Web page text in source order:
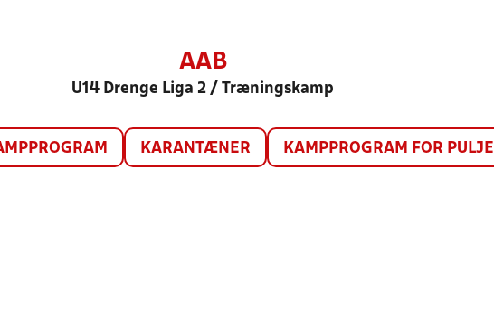
AAB
U14 Drenge Liga 2 / Træningskamp
KARANTÆNER KAMPPROGRAM FOR PULJE